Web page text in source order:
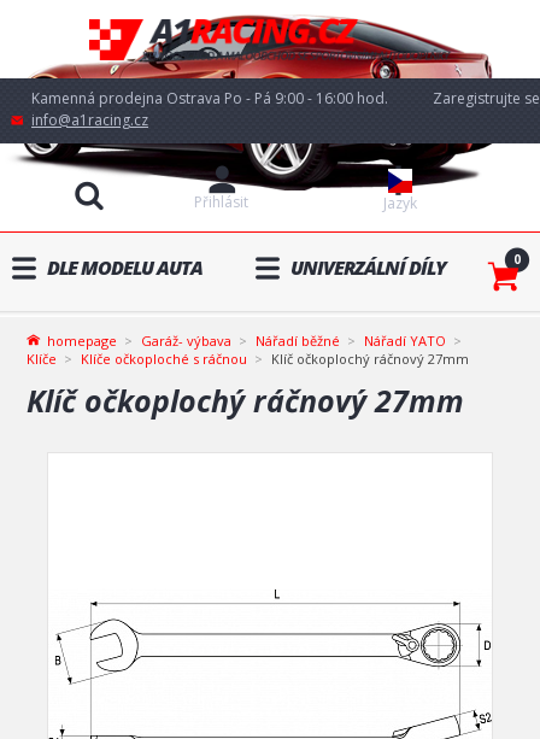
Kamenná prodejna Ostrava Po - Pá 9:00 - 16:00 hod.
info@a1racing.cz
Jazyk
Přihlásit
Zaregistrujte se
DLE MODELU AUTA UNIVERZÁLNÍ DÍLY 0
homepage Garáž- výbava Nářadí běžné
Nářadí YATO
Klíče
Klíče očkoploché s ráčnou Klíč očkoplochý ráčnový 27mm
Klíč očkoplochý ráčnový 27mm